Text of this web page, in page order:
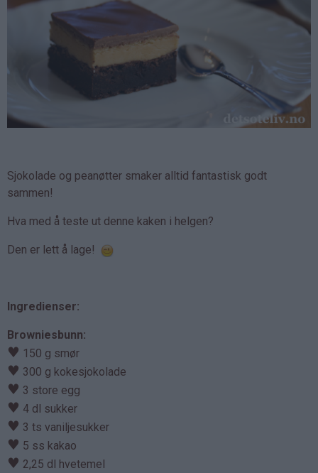
Sjokolade og peanøtter smaker alltid fantastisk godt
sammen!
Hva med å teste ut denne kaken i helgen?
Den er lett å lage!
Ingredienser:
Browniesbunn:
♥ 150 g smør
♥ 300 g kokesjokolade
♥ 3 store egg
♥ 4 dl sukker
♥ 3 ts vaniljesukker
♥ 5 ss kakao
♥ 2,25 dl hvetemel